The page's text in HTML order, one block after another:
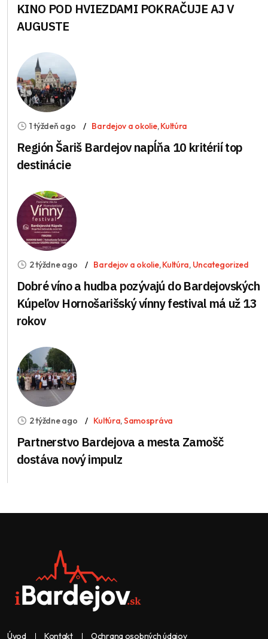
KINO POD HVIEZDAMI POKRAČUJE AJ V
AUGUSTE
1 týždeň ago Bardejov a okolie,Kultúra
Región Šariš Bardejov napĺňa 10 kritérií top
destinácie
2 týždne ago Bardejov a okolie,Kultúra, Uncategorized
Dobré víno a hudba pozývajú do Bardejovských
Kúpeľov Hornošarišský vínny festival má už 13
rokov
2 týždne ago Kultúra,Samospráva
Partnerstvo Bardejova a mesta Zamošč
dostáva nový impulz
Úvod Kontakt Ochrana osobných údajov